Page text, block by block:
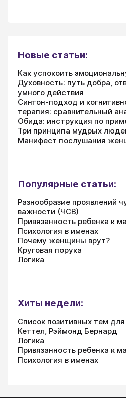
Новые статьи:
Как успокоить
Духовность: путь добра,
умного действия
Синтон-подход и
терапия: сравнительный
Обида: инструкция по
Три принципа мудрых
Манифест послушания
Популярные статьи:
Разнообразие проявлений
важности (ЧСВ)
Привязанность ребенка к
Психология в именах
Почему женщины врут?
Круговая порука
Логика
Хиты недели:
Список позитивных тем
Кеттел, Рэймонд Бернард
Логика
Привязанность ребенка к
Психология в именах